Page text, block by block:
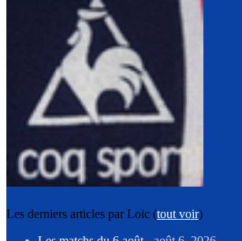
Les derniers articles par Loic (tout voir)